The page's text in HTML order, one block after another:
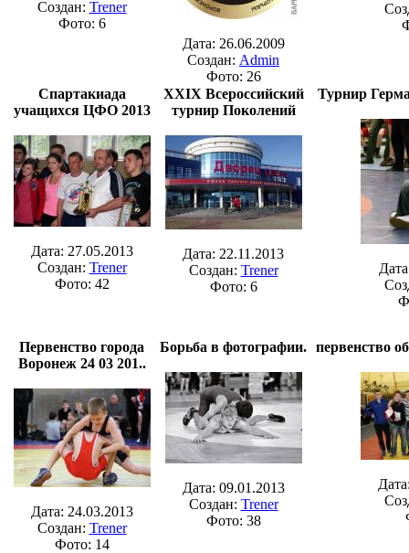
Создан: Trener
Фото: 6
Дата: 26.06.2009
Создан: Admin
Фото: 26
Спартакиада
учащихся ЦФО 2013
Дата: 27.05.2013
Создан: Trener
Фото: 42
XXIX Всероссийский
турнир Поколений
Дата: 22.11.2013
Создан: Trener
Фото: 6
Турнир
Первенство города
Воронеж 24 03 201..
Дата: 24.03.2013
Создан: Trener
Фото: 14
Борьба в фотографии.
Дата: 09.01.2013
Создан: Trener
Фото: 38
первенство